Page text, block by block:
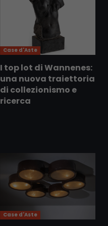
Case d'Aste
I top lot di Wannenes:
una nuova traiettoria
di collezionismo e
ricerca
Case d'Aste